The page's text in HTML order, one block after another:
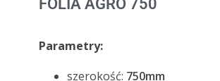
FOLIA AGRO 750
Parametry:
szerokość: 750mm